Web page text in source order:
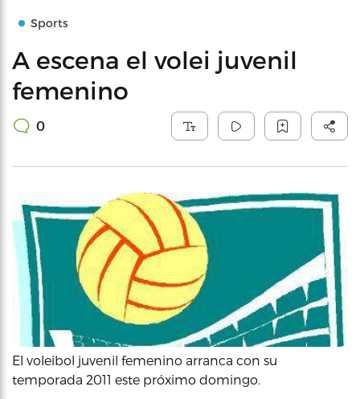
Sports
A escena el volei juvenil
femenino
0
El voleibol juvenil femenino arranca con su
temporada 2011 este próximo domingo.